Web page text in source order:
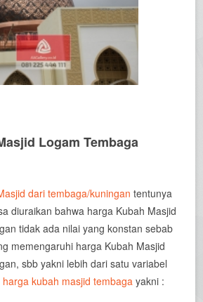
Logam Tembaga
dari tembaga/kuningan tentunya
diuraikan bahwa harga Kubah Masjid
tidak ada nilai yang konstan sebab
memengaruhi harga Kubah Masjid
sbb yakni lebih dari satu variabel
harga kubah masjid tembaga yakni :